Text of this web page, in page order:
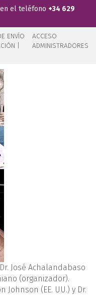
el teléfono +34 629
ENVÍO
|
ACCESO
ADMINISTRADORES
José Achalandabaso
(organizador).
Johnson (EE. UU.) y Dr.